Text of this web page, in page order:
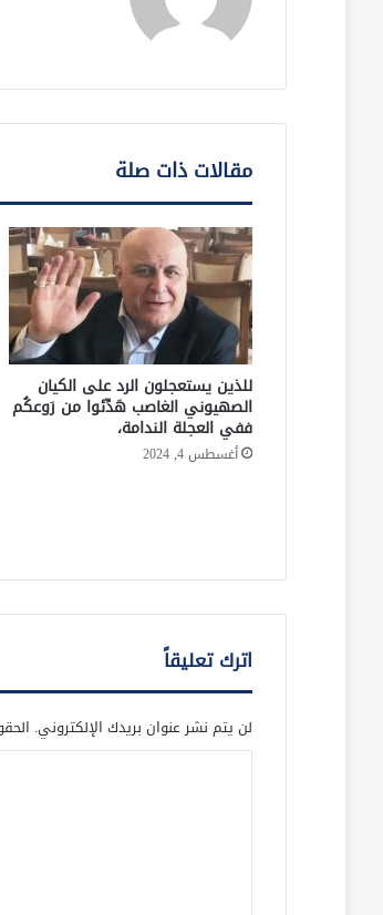
مقالات ذات صلة
للذين يستعجلون الرد على الكيان
الصهيوني الغاصب هَدِّئوا من رَوعكُم
ففي العجلة الندامة،
أغسطس 4, 2024
اترك تعليقاً
لن يتم نشر عنوان بريدك الإلكتروني.